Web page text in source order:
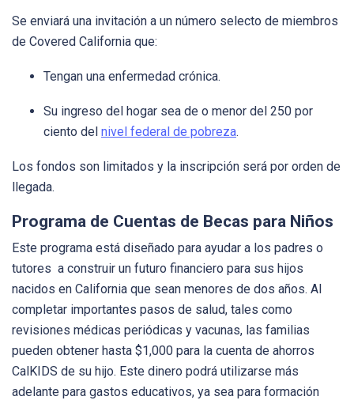
Se enviará una invitación a un número selecto de miembros
de Covered California que:
Tengan una enfermedad crónica.
Su ingreso del hogar sea de o menor del 250 por
ciento del nivel federal de pobreza.
Los fondos son limitados y la inscripción será por orden de
llegada.
Programa de Cuentas de Becas para Niños
Este programa está diseñado para ayudar a los padres o
tutores a construir un futuro financiero para sus hijos
nacidos en California que sean menores de dos años. Al
completar importantes pasos de salud, tales como
revisiones médicas periódicas y vacunas, las familias
pueden obtener hasta $1,000 para la cuenta de ahorros
CalKIDS de su hijo. Este dinero podrá utilizarse más
adelante para gastos educativos, ya sea para formación